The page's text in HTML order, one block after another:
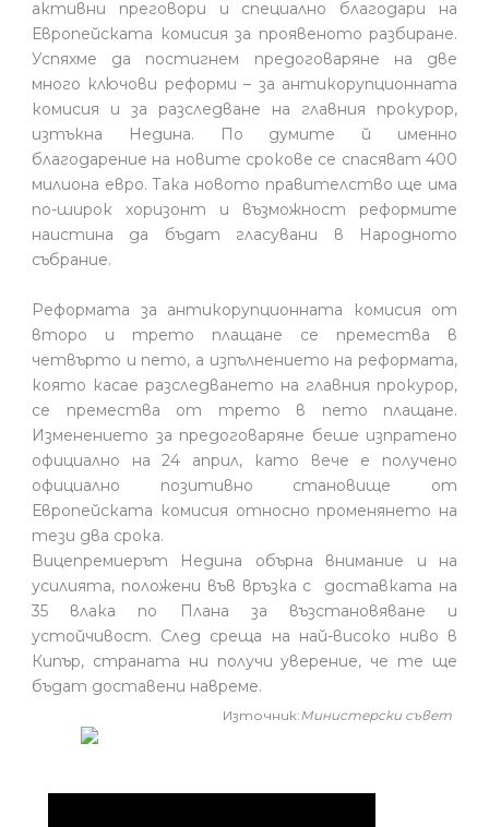
активни преговори и специално благодари на
Европейската комисия за проявеното разбиране.
Успяхме да постигнем предоговаряне на две
много ключови реформи – за антикорупционната
комисия и за разследване на главния прокурор,
изтъкна Недина. По думите й именно
благодарение на новите срокове се спасяват 400
милиона евро. Така новото правителство ще има
по-широк хоризонт и възможност реформите
наистина да бъдат гласувани в Народното
събрание.
Реформата за антикорупционната комисия от
второ и трето плащане се премества в
четвърто и пето, а изпълнението на реформата,
която касае разследването на главния прокурор,
се премества от трето в пето плащане.
Изменението за предоговаряне беше изпратено
официално на 24 април, като вече е получено
официално позитивно становище от
Европейската комисия относно променянето на
тези два срока.
Вицепремиерът Недина обърна внимание и на
усилията, положени във връзка с доставката на
35 влака по Плана за възстановяване и
устойчивост. След среща на най-високо ниво в
Кипър, страната ни получи уверение, че те ще
бъдат доставени навреме.
Източник:Министерски съвет